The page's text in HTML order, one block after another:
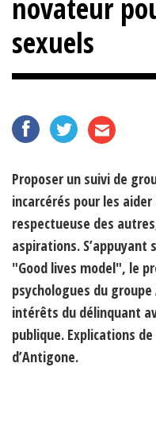
novateur
sexuels
Proposer un suivi de
incarcérés pour les
respectueuse des
aspirations. S’appuyant
"Good lives model", le
psychologues du
intérêts du délinquant
publique. Explications
d’Antigone.